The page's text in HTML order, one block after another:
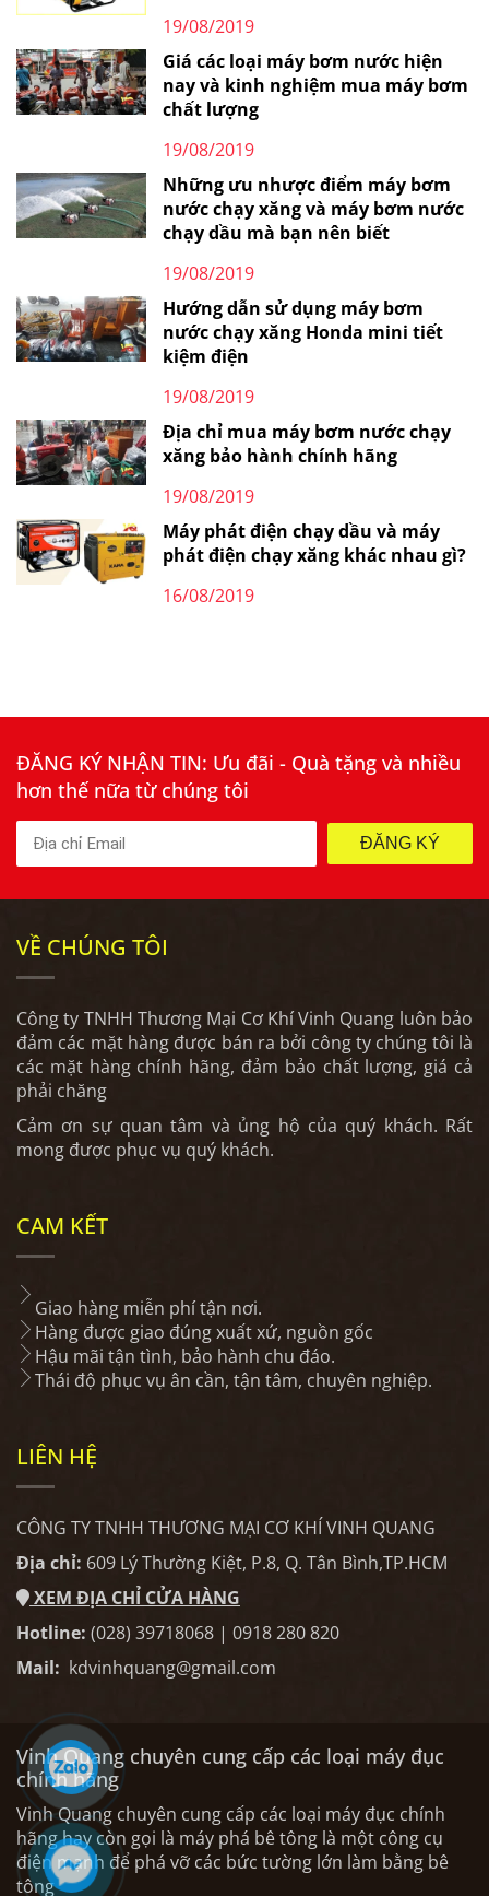
19/08/2019
Giá các loại máy bơm nước hiện
nay và kinh nghiệm mua máy bơm
chất lượng
19/08/2019
Những ưu nhược điểm máy bơm
nước chạy xăng và máy bơm nước
chạy dầu mà bạn nên biết
19/08/2019
Hướng dẫn sử dụng máy bơm
nước chạy xăng Honda mini tiết
kiệm điện
19/08/2019
Địa chỉ mua máy bơm nước chạy
xăng bảo hành chính hãng
19/08/2019
Máy phát điện chạy dầu và máy
phát điện chạy xăng khác nhau gì?
16/08/2019
Vinh Quang chuyên cung cấp các loại máy đục
chính hãng
Vinh Quang chuyên cung cấp các loại máy đục chính
hãng hay còn gọi là máy phá bê tông là một công cụ
điện mạnh để phá vỡ các bức tường lớn làm bằng bê
tông
ĐĂNG KÝ NHẬN TIN: Ưu đãi - Quà tặng và nhiều
hơn thế nữa từ chúng tôi
ĐĂNG KÝ
VỀ CHÚNG TÔI
Công ty TNHH Thương Mại Cơ Khí Vinh Quang luôn bảo
đảm các mặt hàng được bán ra bởi công ty chúng tôi là
các mặt hàng chính hãng, đảm bảo chất lượng, giá cả
phải chăng
Cảm ơn sự quan tâm và ủng hộ của quý khách. Rất
mong được phục vụ quý khách.
CAM KẾT
Giao hàng miễn phí tận nơi.
Hàng được giao đúng xuất xứ, nguồn gốc
Hậu mãi tận tình, bảo hành chu đáo.
Thái độ phục vụ ân cần, tận tâm, chuyên nghiệp.
LIÊN HỆ
CÔNG TY TNHH THƯƠNG MẠI CƠ KHÍ VINH QUANG
Địa chỉ: 609 Lý Thường Kiệt, P.8, Q. Tân Bình,TP.HCM
XEM ĐỊA CHỈ CỬA HÀNG
Hotline: (028) 39718068 | 0918 280 820
Mail: kdvinhquang@gmail.com